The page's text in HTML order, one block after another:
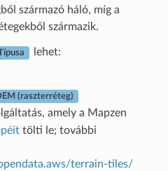
származó háló, míg a
származik.
Típusa lehet:
(raszterréteg)
amely a Mapzen
tölti le; további
terrain-tiles/